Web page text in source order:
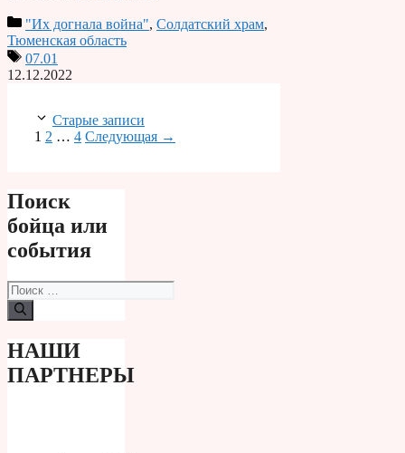
"Их догнала война", Солдатский храм,
Тюменская область
07.01
12.12.2022
Старые записи
Страница
1 Страница
2 … Страница
4 Следующая →
Поиск
бойца или
события
Поиск:
НАШИ
ПАРТНЕРЫ